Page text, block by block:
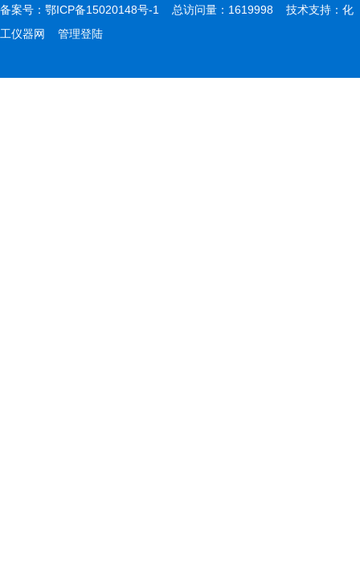
备案号： 鄂ICP备15020148号-1 总访问量：1619998 技术支持： 化
工仪器网
管理登陆